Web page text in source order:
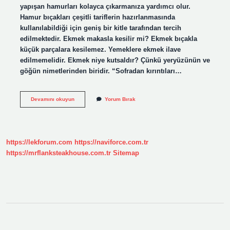
yapışan hamurları kolayca çıkarmanıza yardımcı olur.
Hamur bıçakları çeşitli tariflerin hazırlanmasında
kullanılabildiği için geniş bir kitle tarafından tercih
edilmektedir. Ekmek makasla kesilir mi? Ekmek bıçakla
küçük parçalara kesilemez. Yemeklere ekmek ilave
edilmemelidir. Ekmek niye kutsaldır? Çünkü yeryüzünün ve
göğün nimetlerinden biridir. “Sofradan kırıntıları…
Devamını okuyunEkmek
Yorum Bırak
https://lekforum.com https://naviforce.com.tr
https://mrflanksteakhouse.com.tr Sitemap